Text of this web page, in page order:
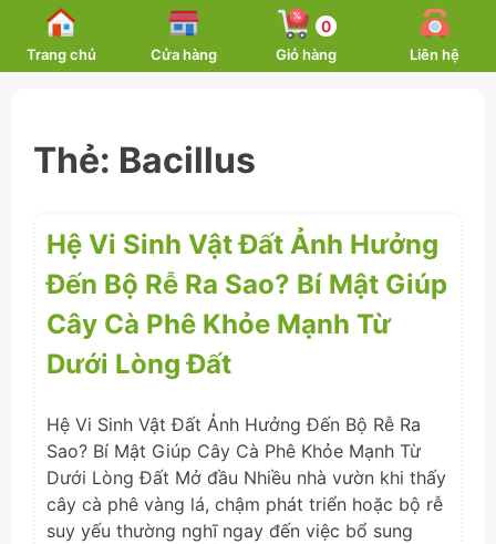
content
Trang chủ Cửa hàng
0
Giỏ hàng Liên hệ
Thẻ: Bacillus
Hệ Vi Sinh Vật Đất Ảnh Hưởng
Đến Bộ Rễ Ra Sao? Bí Mật Giúp
Cây Cà Phê Khỏe Mạnh Từ
Dưới Lòng Đất
Hệ Vi Sinh Vật Đất Ảnh Hưởng Đến Bộ Rễ Ra
Sao? Bí Mật Giúp Cây Cà Phê Khỏe Mạnh Từ
Dưới Lòng Đất Mở đầu Nhiều nhà vườn khi thấy
cây cà phê vàng lá, chậm phát triển hoặc bộ rễ
suy yếu thường nghĩ ngay đến việc bổ sung